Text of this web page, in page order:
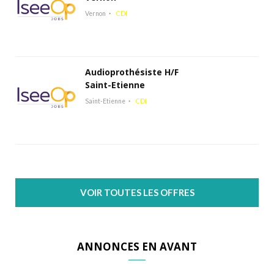
Vernon CDI
Audioprothésiste H/F
Saint-Etienne
Saint-Etienne CDI
VOIR TOUTES LES OFFRES
ANNONCES EN AVANT